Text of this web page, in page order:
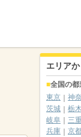
エリア
全国の都
東京
神
茨城
栃木
岐阜
三
兵庫
京